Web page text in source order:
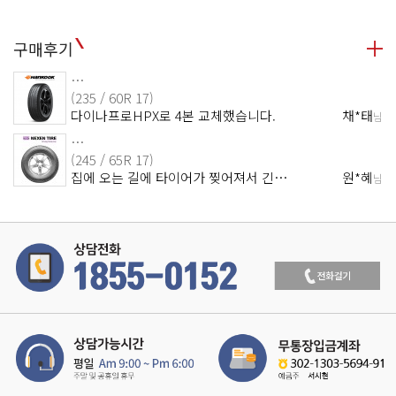
구매후기
…
(235 / 60R 17)
다이나프로HPX로 4본 교체했습니다.
채*태님
…
(245 / 65R 17)
집에 오는 길에 타이어가 찢어져서 긴…
원*혜님